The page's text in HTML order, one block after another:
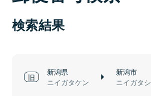
検索結果
新潟県
ニイガタケン
新潟市
ニイガタシ